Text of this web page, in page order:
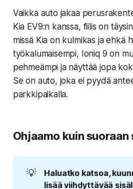
Vaikka auto jakaa
Kia EV9:n kanssa, fiilis on
missä Kia on kulmikas ja ehkä
työkalumaisempi, Ioniq 9 on
pehmeämpi ja näyttää jopa
Se on auto, joka ei pyydä
parkkipaikalla.
Ohjaamo kuin
💡
Haluatko katsoa,
lisää viihdyttävää